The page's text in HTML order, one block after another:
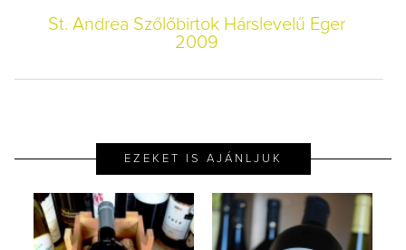
St. Andrea Szőlőbirtok Hárslevelű Eger
2009
EZEKET IS AJÁNLJUK